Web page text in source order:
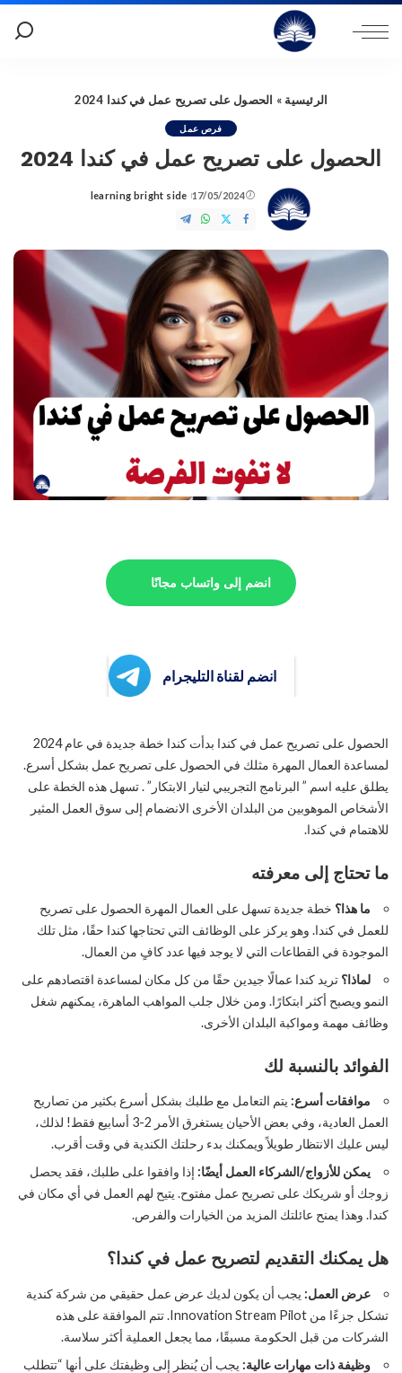
الرئيسية » الحصول على تصريح عمل في كندا 2024
فرص عمل
الحصول على تصريح عمل في كندا 2024
17/05/2024
Posted
by
learning bright side
انضم إلى واتساب مجانًا
انضم لقناة التليجرام
الحصول على تصريح عمل في كندا بدأت كندا خطة جديدة في عام 2024
لمساعدة العمال المهرة مثلك في الحصول على تصريح عمل بشكل أسرع.
يطلق عليه اسم ” البرنامج التجريبي لتيار الابتكار” . تسهل هذه الخطة على
الأشخاص الموهوبين من البلدان الأخرى الانضمام إلى سوق العمل المثير
للاهتمام في كندا.
ما تحتاج إلى معرفته
ما هذا؟ خطة جديدة تسهل على العمال المهرة الحصول على تصريح
للعمل في كندا. وهو يركز على الوظائف التي تحتاجها كندا حقًا، مثل تلك
الموجودة في القطاعات التي لا يوجد فيها عدد كافٍ من العمال.
لماذا؟ تريد كندا عمالًا جيدين حقًا من كل مكان لمساعدة اقتصادهم على
النمو ويصبح أكثر ابتكارًا. ومن خلال جلب المواهب الماهرة، يمكنهم شغل
وظائف مهمة ومواكبة البلدان الأخرى.
الفوائد بالنسبة لك
موافقات أسرع: يتم التعامل مع طلبك بشكل أسرع بكثير من تصاريح
العمل العادية، وفي بعض الأحيان يستغرق الأمر 2-3 أسابيع فقط! لذلك،
ليس عليك الانتظار طويلاً ويمكنك بدء رحلتك الكندية في وقت أقرب.
يمكن للأزواج/الشركاء العمل أيضًا: إذا وافقوا على طلبك، فقد يحصل
زوجك أو شريكك على تصريح عمل مفتوح. يتيح لهم العمل في أي مكان في
كندا. وهذا يمنح عائلتك المزيد من الخيارات والفرص.
هل يمكنك التقديم لتصريح عمل في كندا؟
عرض العمل: يجب أن يكون لديك عرض عمل حقيقي من شركة كندية
تشكل جزءًا من Innovation Stream Pilot. تتم الموافقة على هذه
الشركات من قبل الحكومة مسبقًا، مما يجعل العملية أكثر سلاسة.
وظيفة ذات مهارات عالية: يجب أن يُنظر إلى وظيفتك على أنها “تتطلب